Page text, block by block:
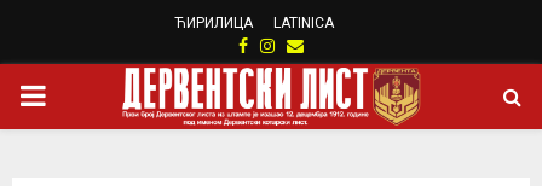
ЋИРИЛИЦА LATINICA
Facebook
Instagram
Email
PRIMARY